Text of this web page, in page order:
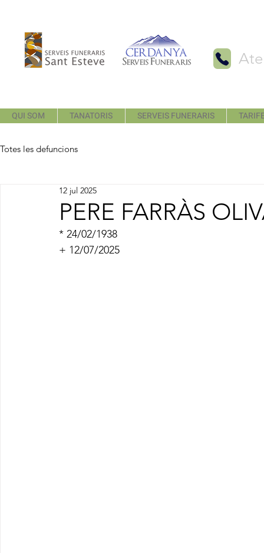
QUI SOM TANATORIS SERVEIS FUNERARIS
Totes les defuncions
PERE FARRÀS
12 jul 2025
* 24/02/1938
+ 12/07/2025